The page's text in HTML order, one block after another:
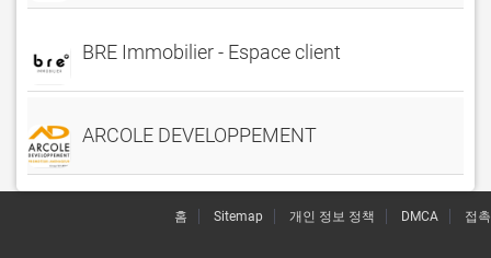
BRE Immobilier - Espace client
ARCOLE DEVELOPPEMENT
홈 Sitemap 개인 정보 정책 DMCA 접촉